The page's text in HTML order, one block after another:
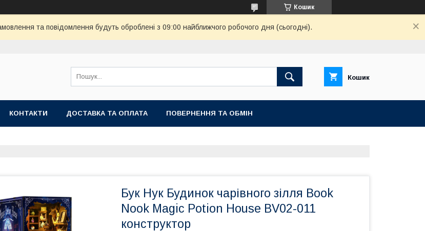
Кошик
та повідомлення будуть оброблені з 09:00 найближчого робочого дня (сьогодні).
Кошик
КОНТАКТИ ДОСТАВКА ТА ОПЛАТА ПОВЕРНЕННЯ ТА ОБМІН
Бук Нук Будинок чарівного зілля Book
Nook Magic Potion House BV02-011
конструктор